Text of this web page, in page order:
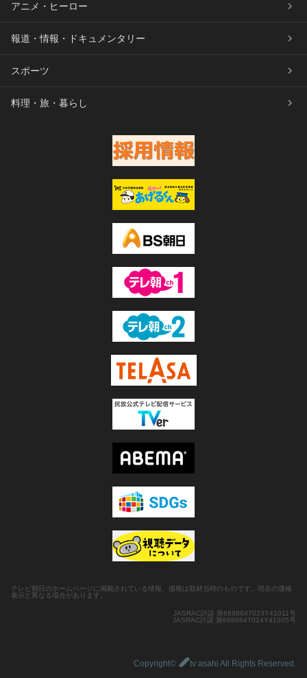
アニメ・ヒーロー
報道・情報・ドキュメンタリー
スポーツ
料理・旅・暮らし
テレビ朝日のホームページに掲載されている情報、価格は取材当時のものです。現在の価格
表示と異なる場合があります。
JASRAC許諾 第6688647023Y41011号
JASRAC許諾 第6688647024Y41005号
Copyright© tv asahi All Rights Reserved.